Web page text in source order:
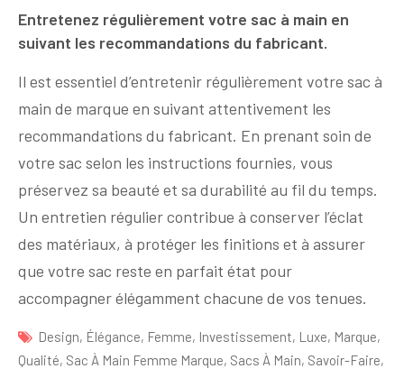
Entretenez régulièrement votre sac à main en
suivant les recommandations du fabricant.
Il est essentiel d’entretenir régulièrement votre sac à
main de marque en suivant attentivement les
recommandations du fabricant. En prenant soin de
votre sac selon les instructions fournies, vous
préservez sa beauté et sa durabilité au fil du temps.
Un entretien régulier contribue à conserver l’éclat
des matériaux, à protéger les finitions et à assurer
que votre sac reste en parfait état pour
accompagner élégamment chacune de vos tenues.
Design, Élégance, Femme, Investissement, Luxe, Marque,
Qualité, Sac À Main Femme Marque, Sacs À Main, Savoir-Faire,